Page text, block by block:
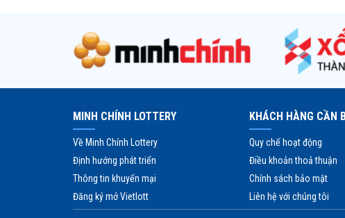
MINH CHÍNH LOTTERY
Về Minh Chính Lottery
Định hướng phát triển
Thông tin khuyến mại
Đăng ký mở Vietlott
KHÁCH HÀNG CẦN
Quy chế hoạt động
Điều khoản thoả thuận
Chính sách bảo mật
Liên hệ với chúng tôi